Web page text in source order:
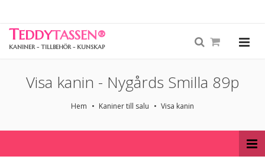
TEDDYTASSEN®
KANINER - TILLBEHÖR - KUNSKAP
Visa kanin - Nygårds Smilla 89p
Hem Kaniner till salu Visa kanin